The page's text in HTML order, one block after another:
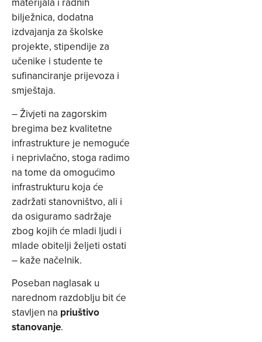
bilježnica, dodatna
izdvajanja za školske
projekte, stipendije za
učenike i studente te
sufinanciranje prijevoza i
smještaja.
– Živjeti na zagorskim
bregima bez kvalitetne
infrastrukture je nemoguće
i neprivlačno, stoga radimo
na tome da omogućimo
infrastrukturu koja će
zadržati stanovništvo, ali i
da osiguramo sadržaje
zbog kojih će mladi ljudi i
mlade obitelji željeti ostati
– kaže načelnik.
Poseban naglasak u
narednom razdoblju bit će
stavljen na priuštivo
stanovanje.